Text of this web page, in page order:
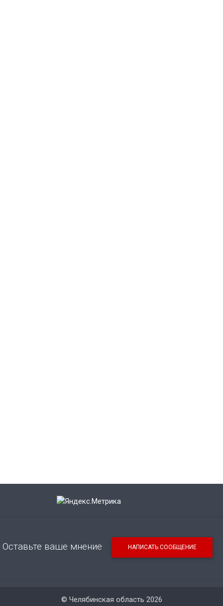
Оставьте ваше мнение НАПИСАТЬ СООБЩЕНИЕ
© Челябинская область 2026